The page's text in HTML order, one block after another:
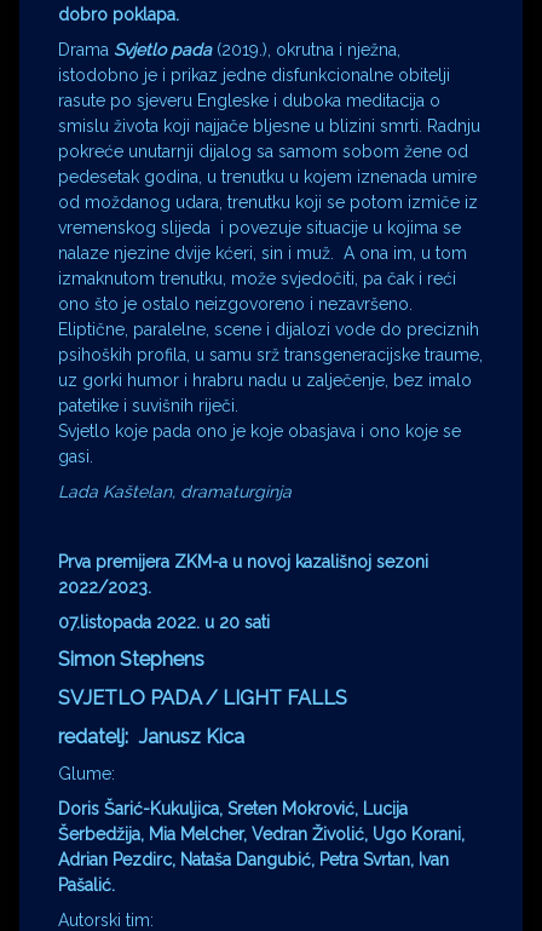
dobro poklapa.
Drama Svjetlo pada(2019.), okrutna i nježna,
istodobno je i prikaz jedne disfunkcionalne obitelji
rasute po sjeveru Engleske i duboka meditacija o
smislu života koji najjače bljesne u blizini smrti. Radnju
pokreće unutarnji dijalog sa samom sobom žene od
pedesetak godina, u trenutku u kojem iznenada umire
od moždanog udara, trenutku koji se potom izmiče iz
vremenskog slijeda i povezuje situacije u kojima se
nalaze njezine dvije kćeri, sin i muž. A ona im, u tom
izmaknutom trenutku, može svjedočiti, pa čak i reći
ono što je ostalo neizgovoreno i nezavršeno.
Eliptične, paralelne, scene i dijalozi vode do preciznih
psihoških profila, u samu srž transgeneracijske traume,
uz gorki humor i hrabru nadu u zalječenje, bez imalo
patetike i suvišnih riječi.
Svjetlo koje pada ono je koje obasjava i ono koje se
gasi.
Lada Kaštelan, dramaturginja
Prva premijera ZKM-a u novoj kazališnoj sezoni
2022/2023.
07.listopada 2022. u 20 sati
Simon Stephens
SVJETLO PADA / LIGHT FALLS
redatelj: Janusz Kica
Glume:
Doris Šarić-Kukuljica, Sreten Mokrović, Lucija
Šerbedžija, Mia Melcher, Vedran Živolić, Ugo Korani,
Adrian Pezdirc, Nataša Dangubić, Petra Svrtan, Ivan
Pašalić.
Autorski tim: